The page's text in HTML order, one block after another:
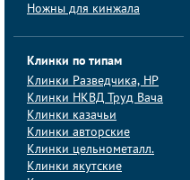
Ножны для кинжала
Клинки по типам
Клинки Pазведчика, НP
Клинки НКВД Труд Вача
Клинки казачьи
Клинки авторские
Клинки цельнометалл.
Клинки якутские